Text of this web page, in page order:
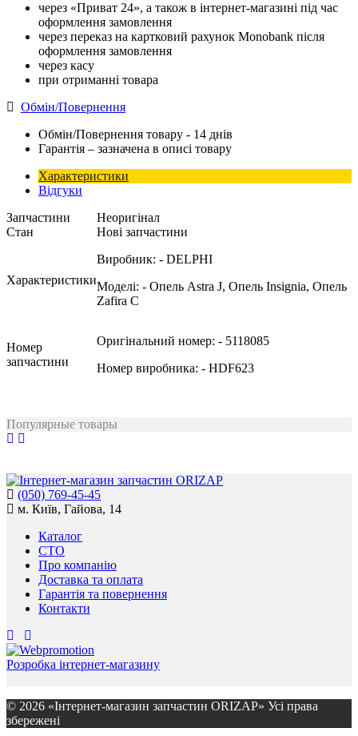
через «Приват 24», а також в інтернет-магазині під час
оформлення замовлення
через переказ на картковий рахунок Monobank після
оформлення замовлення
через касу
при отриманні товара
Обмін/Повернення
Обмін/Повернення товару - 14 днів
Гарантія – зазначена в описі товару
Характеристики
Відгуки
Запчастини
Неоригінал
Стан
Нові запчастини
Характеристики
Виробник: - DELPHI
Моделі: - Опель Astra J, Опель Insignia, Опель
Zafira C
Номер
запчастини
Оригінальний номер: - 5118085
Номер виробника: - HDF623
Популярные товары
(050) 769-45-45
м. Київ, Гайова, 14
Каталог
СТО
Про компанію
Доставка та оплата
Гарантія та повернення
Контакти
Розробка інтернет-магазину
© 2026 «Інтернет-магазин запчастин ORIZAP» Усі права
збережені